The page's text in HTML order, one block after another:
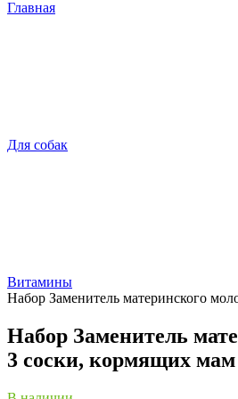
Главная
Для собак
Витамины
Набор Заменитель материнского
Набор Заменитель
3 соски, кормящих